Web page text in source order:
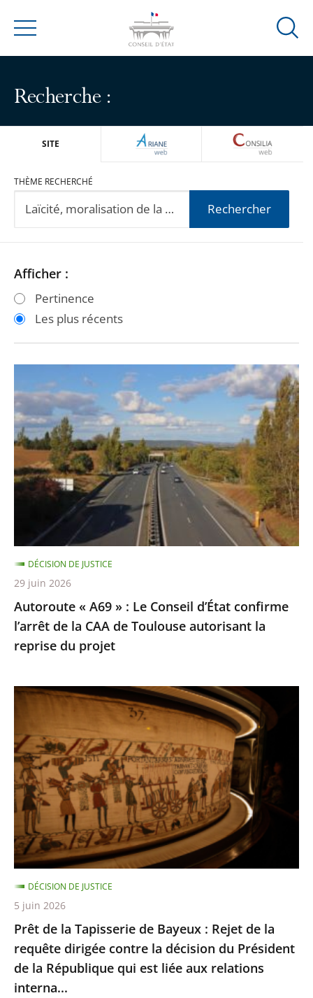
Menu
Ouvrir
Recherche :
SITE ARIANEWEB
THÈME RECHERCHÉ
Rechercher
Passer
les
filtres
Passer
les
filtres
Afficher :
Pertinence
Les plus récents
«
A69
»
:
Le
Conseil
confirme
l’arrêt
de
la
CAA
de
Toulouse
la
reprise
projet
Autoroute « A69 » : Le Conseil d’État confirme
l’arrêt de la CAA de Toulouse autorisant la
reprise du projet
DÉCISION DE JUSTICE
29 juin 2026
Prêt
la
Tapisserie
de
Bayeux
:
Rejet
de
la
requête
dirigée
contre
la
décision
du
Prêt de la Tapisserie de Bayeux : Rejet de la
requête dirigée contre la décision du Président
de la République qui est liée aux relations
interna...
DÉCISION DE JUSTICE
5 juin 2026